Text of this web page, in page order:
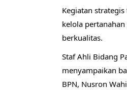
Kegiatan
kelola
berkualitas.
Staf Ahli Bidang
menyampaikan
BPN, Nusron